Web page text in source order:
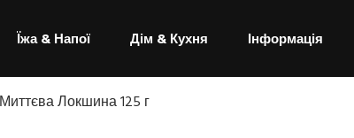
Їжа & Напої Дім & Кухня Інформація
Локшина 125 г